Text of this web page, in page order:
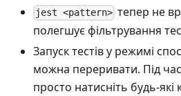
jest <pattern> тепер не
полегшує фільтрування
Запуск тестів у режимі
можна переривати. Під час
просто натисніть будь-